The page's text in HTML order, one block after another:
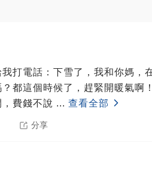
打電話：下雪了，我和你媽，
都這個時候了，趕緊開暖氣啊
費錢不說 ... 查看全部
分享